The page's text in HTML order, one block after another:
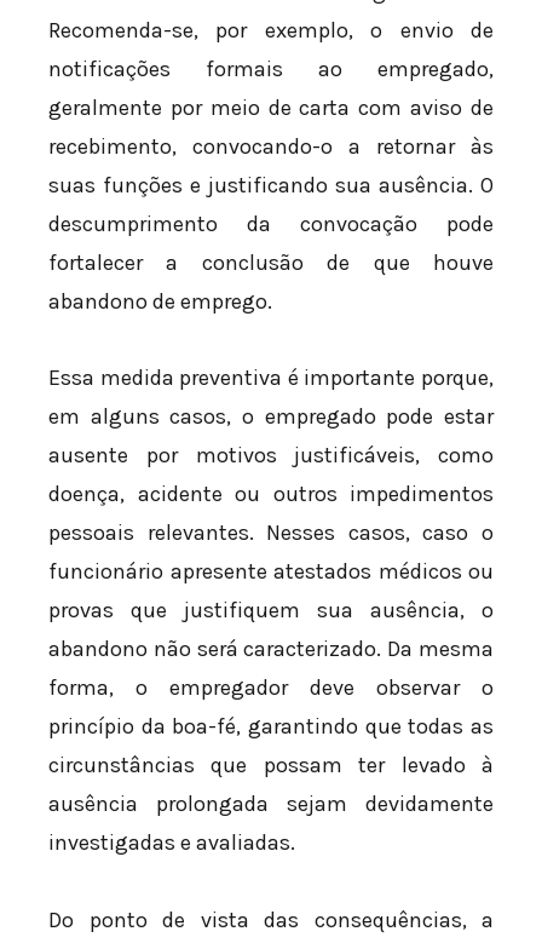
Recomenda-se, por exemplo, o envio de
notificações formais ao empregado,
geralmente por meio de carta com aviso de
recebimento, convocando-o a retornar às
suas funções e justificando sua ausência. O
descumprimento da convocação pode
fortalecer a conclusão de que houve
abandono de emprego.
Essa medida preventiva é importante porque,
em alguns casos, o empregado pode estar
ausente por motivos justificáveis, como
doença, acidente ou outros impedimentos
pessoais relevantes. Nesses casos, caso o
funcionário apresente atestados médicos ou
provas que justifiquem sua ausência, o
abandono não será caracterizado. Da mesma
forma, o empregador deve observar o
princípio da boa-fé, garantindo que todas as
circunstâncias que possam ter levado à
ausência prolongada sejam devidamente
investigadas e avaliadas.
Do ponto de vista das consequências, a